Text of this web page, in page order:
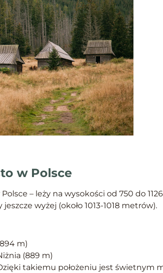
w Polsce
– leży na wysokości od 750 do
wyżej (około 1013-1018 metrów).
m)
(889 m)
takiemu położeniu jest świetnym